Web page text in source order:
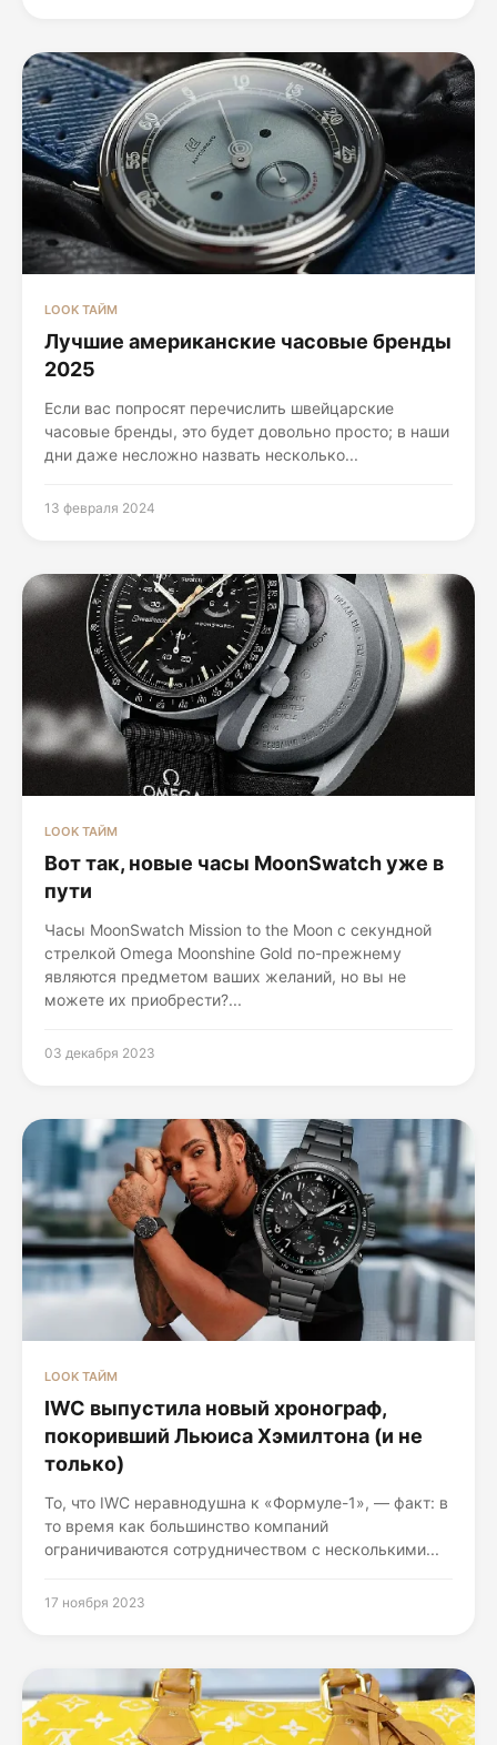
LOOK ТАЙМ
Лучшие американские часовые бренды
2025
Если вас попросят перечислить швейцарские
часовые бренды, это будет довольно просто; в наши
дни даже несложно назвать несколько...
13 февраля 2024
LOOK ТАЙМ
Вот так, новые часы MoonSwatch уже в
пути
Часы MoonSwatch Mission to the Moon с секундной
стрелкой Omega Moonshine Gold по-прежнему
являются предметом ваших желаний, но вы не
можете их приобрести?...
03 декабря 2023
LOOK ТАЙМ
IWC выпустила новый хронограф,
покоривший Льюиса Хэмилтона (и не
только)
То, что IWC неравнодушна к «Формуле-1», — факт: в
то время как большинство компаний
ограничиваются сотрудничеством с несколькими...
17 ноября 2023